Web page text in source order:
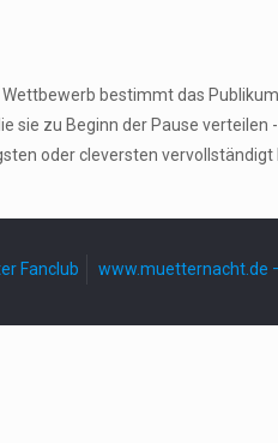
bestimmt das
sie zu Beginn der Pause
oder cleversten
Fanclub www.muetternacht.de